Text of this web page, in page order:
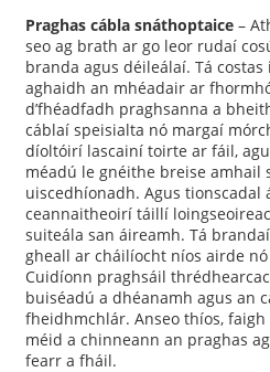
Praghas cábla snáthoptaice–
seo ag brath ar go leor rudaí
branda agus déileálaí. Tá
aghaidh an mhéadair ar
d’fhéadfadh praghsanna a
cáblaí speisialta nó margaí
díoltóirí lascainí toirte ar fáil,
méadú le gnéithe breise amhail
uiscedhíonadh. Agus
ceannaitheoirí táillí
suiteála san áireamh. Tá
gheall ar cháilíocht níos airde
Cuidíonn praghsáil
buiséadú a dhéanamh agus an
fheidhmchlár. Anseo thíos,
méid a chinneann an praghas
fearr a fháil.